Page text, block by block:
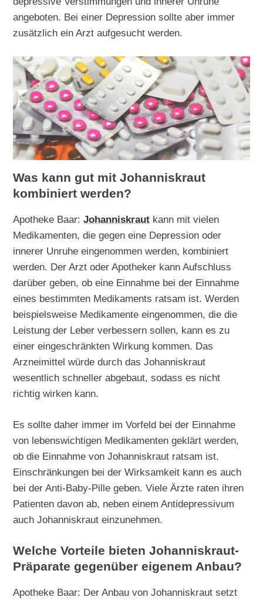
angeboten. Bei einer Depression sollte aber immer
zusätzlich ein Arzt aufgesucht werden.
Was kann gut mit Johanniskraut
kombiniert werden?
Apotheke Baar:Johanniskraut kann mit vielen
Medikamenten, die gegen eine Depression oder
innerer Unruhe eingenommen werden, kombiniert
werden. Der Arzt oder Apotheker kann Aufschluss
darüber geben, ob eine Einnahme bei der Einnahme
eines bestimmten Medikaments ratsam ist. Werden
beispielsweise Medikamente eingenommen, die die
Leistung der Leber verbessern sollen, kann es zu
einer eingeschränkten Wirkung kommen. Das
Arzneimittel würde durch das Johanniskraut
wesentlich schneller abgebaut, sodass es nicht
richtig wirken kann.
Es sollte daher immer im Vorfeld bei der Einnahme
von lebenswichtigen Medikamenten geklärt werden,
ob die Einnahme von Johanniskraut ratsam ist.
Einschränkungen bei der Wirksamkeit kann es auch
bei der Anti-Baby-Pille geben. Viele Ärzte raten ihren
Patienten davon ab, neben einem Antidepressivum
auch Johanniskraut einzunehmen.
Welche Vorteile bieten Johanniskraut-
Präparate gegenüber eigenem Anbau?
Apotheke Baar: Der Anbau von Johanniskraut setzt